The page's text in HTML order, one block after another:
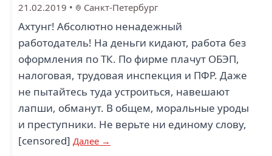
21.02.2019 • Санкт-Петербург
Ахтунг! Абсолютно ненадежный
работодатель! На деньги кидают, работа без
оформления по ТК. По фирме плачут ОБЭП,
налоговая, трудовая инспекция и ПФР. Даже
не пытайтесь туда устроиться, навешают
лапши, обманут. В общем, моральные уроды
и преступники. Не верьте ни единому слову,
[censored] Далее →